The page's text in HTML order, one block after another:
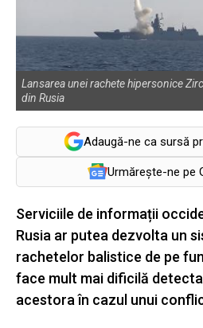
Lansarea unei rachete hipersonice
din Rusia
Adaugă-ne ca sursă
Urmărește-ne pe
Serviciile de informații
Rusia ar putea dezvolta un
rachetelor balistice de pe
face mult mai dificilă
acestora în cazul unui